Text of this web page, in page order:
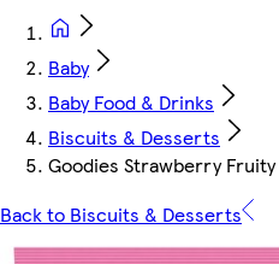
Baby
Baby Food & Drinks
Biscuits & Desserts
Goodies Strawberry Fruity
Back to Biscuits & Desserts